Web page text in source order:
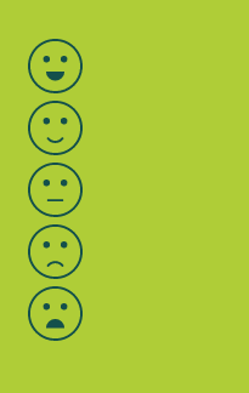
Bewertung auswählen